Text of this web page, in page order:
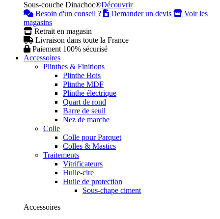
Sous-couche Dinachoc®Découvrir
Besoin d'un conseil ?
Demander un devis
Voir les
magasins
Retrait en magasin
Livraison dans toute la France
Paiement 100% sécurisé
Accessoires
Plinthes & Finitions
Plinthe Bois
Plinthe MDF
Plinthe électrique
Quart de rond
Barre de seuil
Nez de marche
Colle
Colle pour Parquet
Colles & Mastics
Traitements
Vitrificateurs
Huile-cire
Huile de protection
Sous-chape ciment
Accessoires